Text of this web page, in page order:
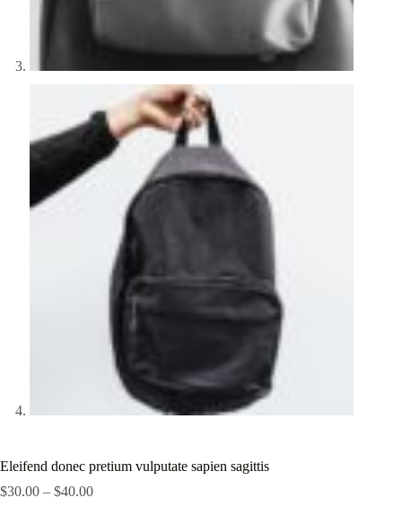
Eleifend donec pretium vulputate sapien sagittis
$30.00 – $40.00